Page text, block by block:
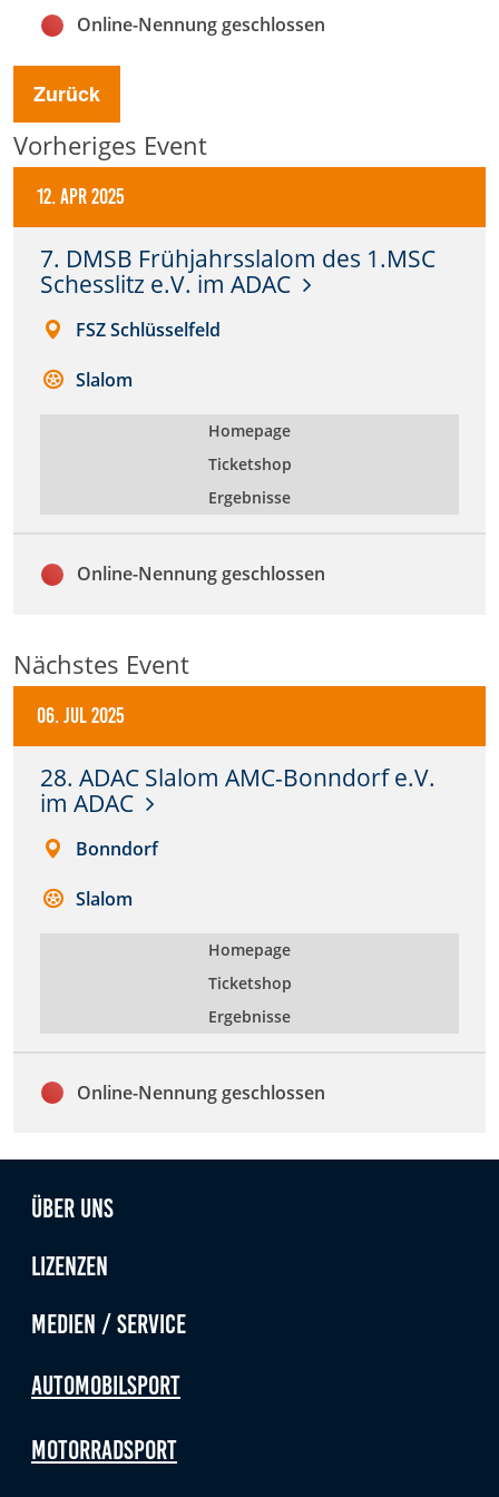
Online-Nennung geschlossen
Zurück
Vorheriges Event
12. Apr 2025
7. DMSB Frühjahrsslalom des 1.MSC
Schesslitz e.V. im ADAC
FSZ Schlüsselfeld
Slalom
Homepage
Ticketshop
Ergebnisse
Online-Nennung geschlossen
Nächstes Event
06. Jul 2025
28. ADAC Slalom AMC-Bonndorf e.V.
im ADAC
Bonndorf
Slalom
Homepage
Ticketshop
Ergebnisse
Online-Nennung geschlossen
Über uns
Lizenzen
Medien / Service
Automobilsport
Motorradsport
Anbieter:
DMSB
Zweck:
Dieser Cookie speichert Informationen zu
verwendeten Hintergrundbildern der Website.
cookie_consent
Einstellungen.
Cookies, die der Sammlung von Informationen und
Erstellung von Berichten über die Website-
Nutzungsstatistik dienen, ohne dass einzelne
Zweck:
24 Monate
Medien & externe Dienste
Um Inhalte von Videoplattformen und weiteren externen
Cookies gesetzt. Die Einbindung kann bei Bedarf einzeln
aktiviert werden.
YouTube